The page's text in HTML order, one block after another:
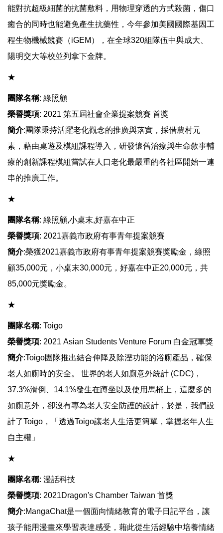
能對抗超級細菌的抗菌敷料，用物理穿透的方式殺菌，傷口
癒合的同時也能避免產生抗藥性，今年參加美國國際基因工
程生物機械競賽（iGEM），在全球320組隊伍中與成大、
陽明交大等校並列拿下金牌。
​​​​​​★
團隊名稱: 綠照顧
榮譽獎項: 2021 第五屆社會企業提案競賽 首獎
簡介:團隊秉持活躍老化觀念的推廣與落實，採借農村元
素，藉由桌遊及模組課程導入，研發懷舊治療與生命敘事輔
療的創新課程模組嘗試在人口老化最嚴重的各社區開始一連
串的推廣工作。
​​​​​​★
團隊名稱: 綠照顧,小桌末,好嘉在中正
榮譽獎項: 2021嘉義市政府有事青年提案競賽
簡介:榮獲2021嘉義市政府有事青年提案競賽獎勵金，綠照
顧35,000元，小桌末30,000元，好嘉在中正20,000元，共
85,000元獎勵金。
​​​​​​★
團隊名稱: Toigo
榮譽獎項: 2021 Asian Students Venture Forum 白金冠軍獎
簡介:Toigo團隊推出結合伸降及除溼功能的浴廁產品，確保
老人如廁時的安全。 世界的老人如廁意外統計 (CDC)，
37.3%滑倒、14.1%發生在蹲坐以及使用馬桶上，這麼多的
如廁意外，卻沒有專為老人安全防護的設計，於是，我們設
計了Toigo，「透過Toigo讓老人生活更簡單，掌握老年人生
自主權」
​​​​​​★
團隊名稱: 漫話科技
榮譽獎項: 2021Dragon's Chamber Taiwan 首獎
簡介:MangaChat是一個面向情緒教育的電子日記平台，讓
孩子能用漫畫來學習表達感受，藉此從生活經驗中培養情緒